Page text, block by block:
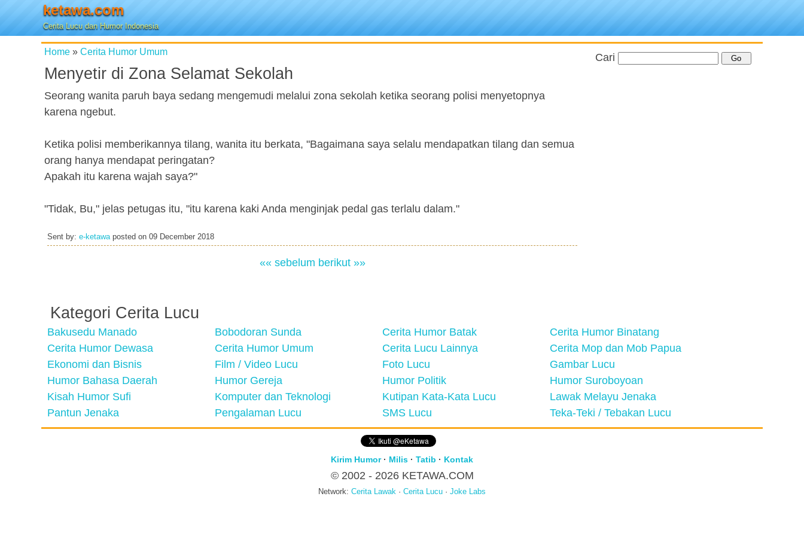
ketawa.com
Cerita Lucu dan Humor Indonesia
Home » Cerita Humor Umum
Menyetir di Zona Selamat Sekolah
Seorang wanita paruh baya sedang mengemudi melalui zona sekolah ketika seorang polisi menyetopnya
karena ngebut.
Ketika polisi memberikannya tilang, wanita itu berkata, "Bagaimana saya selalu mendapatkan tilang dan semua
orang hanya mendapat peringatan?
Apakah itu karena wajah saya?"
"Tidak, Bu," jelas petugas itu, "itu karena kaki Anda menginjak pedal gas terlalu dalam."
Sent by: e-ketawaposted on 09 December 2018
«« sebelum berikut »»
Cari
Kategori Cerita Lucu
Bakusedu Manado Bobodoran Sunda Cerita Humor Batak
Cerita Humor Binatang
Cerita Humor Dewasa
Cerita Humor Umum Cerita Lucu Lainnya
Cerita Mop dan Mob Papua
Ekonomi dan Bisnis
Film / Video Lucu Foto Lucu
Gambar Lucu
Humor Bahasa Daerah
Humor Gereja Humor Politik
Humor Suroboyoan
Kisah Humor Sufi
Komputer dan Teknologi Kutipan Kata-Kata Lucu
Lawak Melayu Jenaka
Pantun Jenaka
Pengalaman Lucu SMS Lucu Teka-Teki / Tebakan Lucu
Kirim Humor· Milis · Tatib · Kontak
© 2002 - 2026 KETAWA.COM
Network: Cerita Lawak · Cerita Lucu · Joke Labs